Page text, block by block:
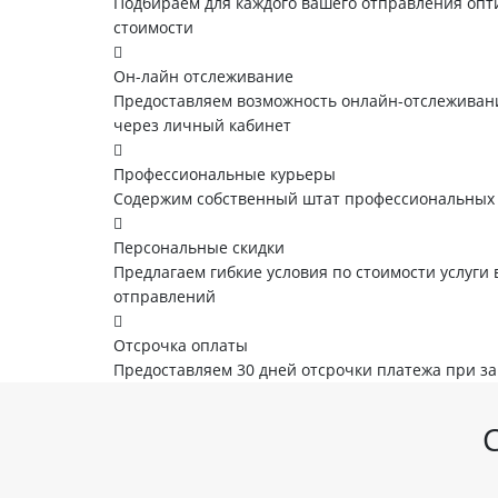
стоимости
Он-лайн отслеживание
Предоставляем возможность онлайн-
через личный кабинет
Профессиональные курьеры
Содержим собственный штат профессиональных
Персональные скидки
Предлагаем гибкие условия по стоимости
отправлений
Отсрочка оплаты
Предоставляем 30 дней отсрочки платежа при